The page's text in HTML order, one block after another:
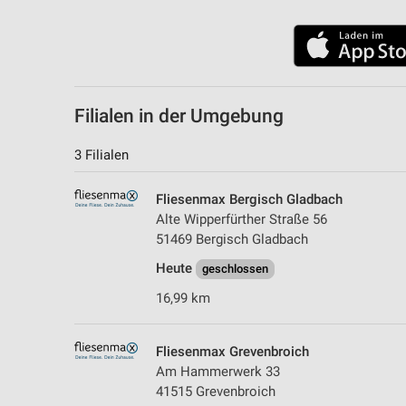
Filialen in der Umgebung
3 Filialen
Fliesenmax Bergisch Gladbach
Alte Wipperfürther Straße 56
51469 Bergisch Gladbach
Heute
geschlossen
16,99 km
Fliesenmax Grevenbroich
Am Hammerwerk 33
41515 Grevenbroich